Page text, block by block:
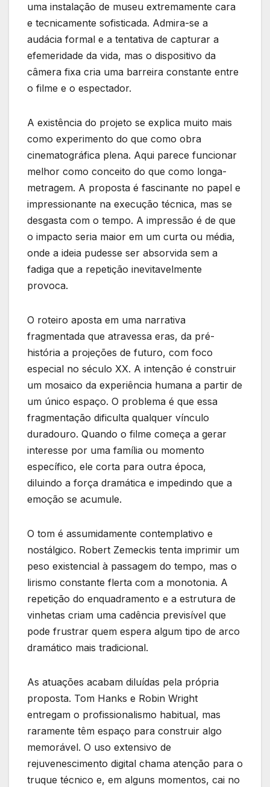
uma instalação de museu extremamente cara
e tecnicamente sofisticada. Admira-se a
audácia formal e a tentativa de capturar a
efemeridade da vida, mas o dispositivo da
câmera fixa cria uma barreira constante entre
o filme e o espectador.
A existência do projeto se explica muito mais
como experimento do que como obra
cinematográfica plena. Aqui parece funcionar
melhor como conceito do que como longa-
metragem. A proposta é fascinante no papel e
impressionante na execução técnica, mas se
desgasta com o tempo. A impressão é de que
o impacto seria maior em um curta ou média,
onde a ideia pudesse ser absorvida sem a
fadiga que a repetição inevitavelmente
provoca.
O roteiro aposta em uma narrativa
fragmentada que atravessa eras, da pré-
história a projeções de futuro, com foco
especial no século XX. A intenção é construir
um mosaico da experiência humana a partir de
um único espaço. O problema é que essa
fragmentação dificulta qualquer vínculo
duradouro. Quando o filme começa a gerar
interesse por uma família ou momento
específico, ele corta para outra época,
diluindo a força dramática e impedindo que a
emoção se acumule.
O tom é assumidamente contemplativo e
nostálgico. Robert Zemeckis tenta imprimir um
peso existencial à passagem do tempo, mas o
lirismo constante flerta com a monotonia. A
repetição do enquadramento e a estrutura de
vinhetas criam uma cadência previsível que
pode frustrar quem espera algum tipo de arco
dramático mais tradicional.
As atuações acabam diluídas pela própria
proposta. Tom Hanks e Robin Wright
entregam o profissionalismo habitual, mas
raramente têm espaço para construir algo
memorável. O uso extensivo de
rejuvenescimento digital chama atenção para o
truque técnico e, em alguns momentos, cai no